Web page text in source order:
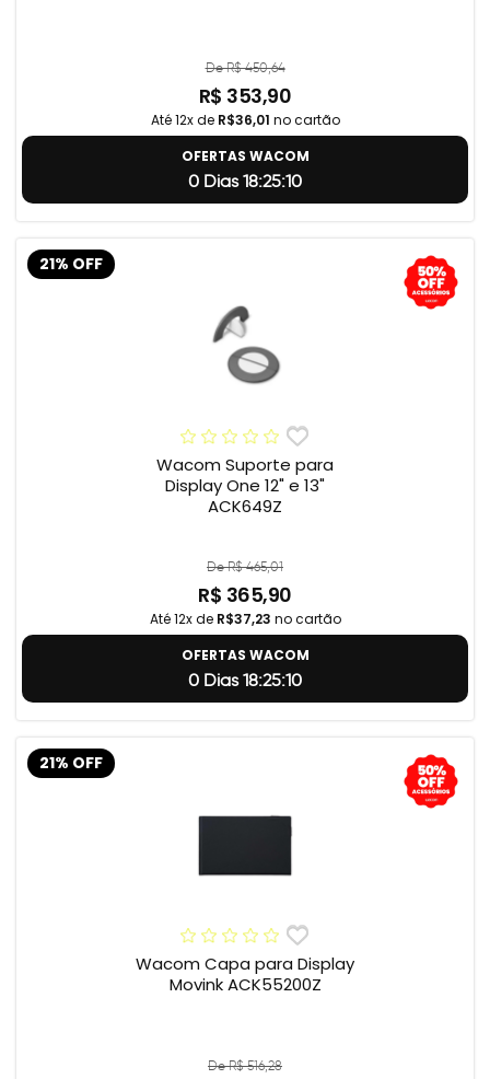
De R$ 450,64
R$ 353,90
Até 12x de R$36,01 no cartão
OFERTAS WACOM
0 Dias 18:25:9
21% OFF
Wacom Suporte para
Display One 12" e 13"
ACK649Z
De R$ 465,01
R$ 365,90
Até 12x de R$37,23 no cartão
OFERTAS WACOM
0 Dias 18:25:9
21% OFF
Wacom Capa para Display
Movink ACK55200Z
De R$ 516,28